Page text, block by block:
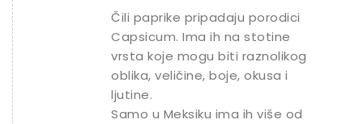
Čili paprike pripadaju porodici
Capsicum. Ima ih na stotine
vrsta koje mogu biti raznolikog
oblika, veličine, boje, okusa i
ljutine.
Samo u Meksiku ima ih više od